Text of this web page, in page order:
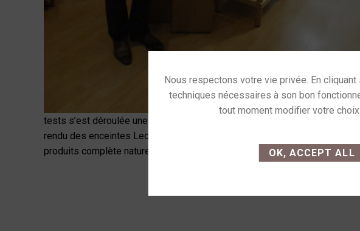
tests s’est déroulée une semaine auparavant. La qualité sonore des
rendu des enceintes Lecontoure est surprenant et sort des concepts
produits complète naturellement l’offre en magasin. Une écoute s’impose !!!
OK, ACCEPT ALL